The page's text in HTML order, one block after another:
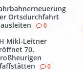
Ortsdurchfahrt
0
Mikl-Leitner
70.
0